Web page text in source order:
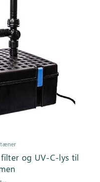
og UV-C-lys til